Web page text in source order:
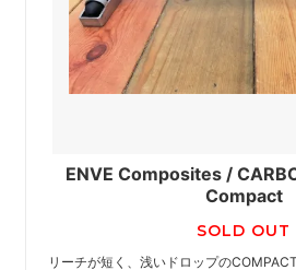
ENVE Composites /
Compact
SOLD OUT
リーチが短く、浅いドロップの